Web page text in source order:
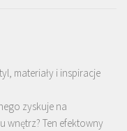
materiały i inspiracje
zyskuje na
wnętrz? Ten efektowny